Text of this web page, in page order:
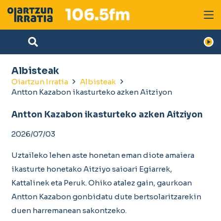
Albisteak
Oiartzun Irratia
Albisteak
Antton Kazabon ikasturteko azken Aitziyon
Antton Kazabon ikasturteko azken Aitziyon
2026/07/03
Uztaileko lehen aste honetan eman diote amaiera
ikasturte honetako Aitziyo saioari Egiarrek,
Kattalinek eta Peruk. Ohiko atalez gain, gaurkoan
Antton Kazabon gonbidatu dute bertsolaritzarekin
duen harremanean sakontzeko.